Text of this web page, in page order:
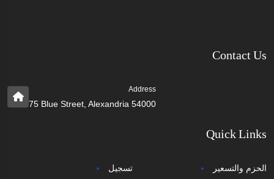
Contact Us
Address
75 Blue Street, Alexandria 54000
Quick Links
تسجيل الحزم والتسعير